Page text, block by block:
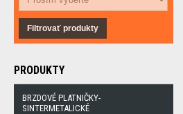
Filtrovať produkty
PRODUKTY
BRZDOVÉ PLATNIČKY-
SINTERMETALICKÉ